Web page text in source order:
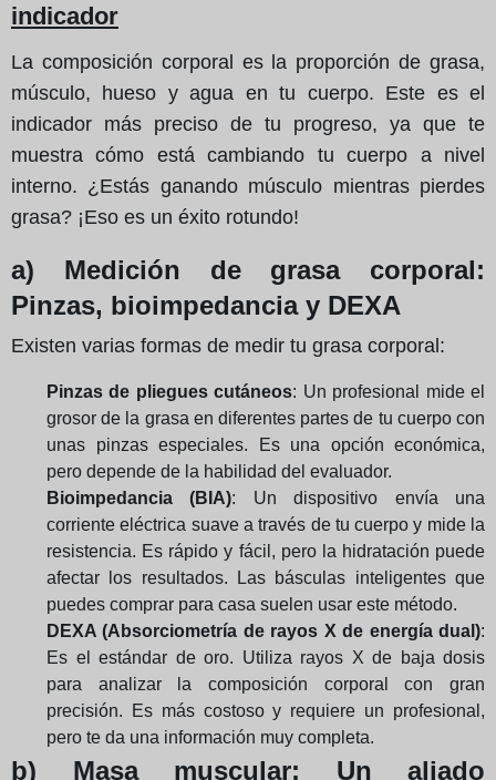
indicador
La composición corporal es la proporción de grasa,
músculo, hueso y agua en tu cuerpo. Este es el
indicador más preciso de tu progreso, ya que te
muestra cómo está cambiando tu cuerpo a nivel
interno. ¿Estás ganando músculo mientras pierdes
grasa? ¡Eso es un éxito rotundo!
a) Medición de grasa corporal:
Pinzas, bioimpedancia y DEXA
Existen varias formas de medir tu grasa corporal:
Pinzas de pliegues cutáneos: Un profesional mide el
grosor de la grasa en diferentes partes de tu cuerpo con
unas pinzas especiales. Es una opción económica,
pero depende de la habilidad del evaluador.
Bioimpedancia (BIA): Un dispositivo envía una
corriente eléctrica suave a través de tu cuerpo y mide la
resistencia. Es rápido y fácil, pero la hidratación puede
afectar los resultados. Las básculas inteligentes que
puedes comprar para casa suelen usar este método.
DEXA (Absorciometría de rayos X de energía dual):
Es el estándar de oro. Utiliza rayos X de baja dosis
para analizar la composición corporal con gran
precisión. Es más costoso y requiere un profesional,
pero te da una información muy completa.
b) Masa muscular: Un aliado